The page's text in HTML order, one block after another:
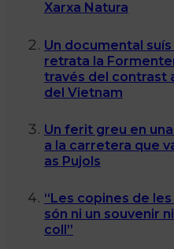
Xarxa Natura
Un documental suís
retrata la
través del contrast
del Vietnam
Un ferit greu en
a la carretera que
as Pujols
“Les copines de
són ni un souvenir
coll”